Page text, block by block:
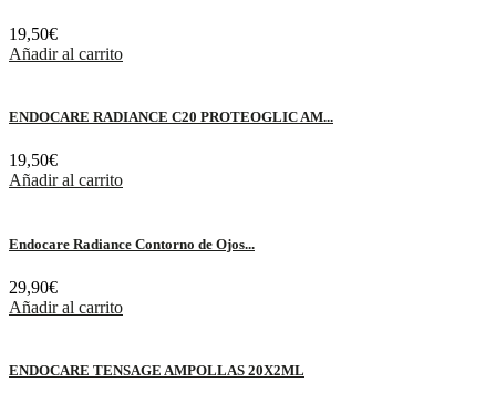
19,50€
Añadir al carrito
ENDOCARE RADIANCE C20 PROTEOGLIC AM...
19,50€
Añadir al carrito
Endocare Radiance Contorno de Ojos...
29,90€
Añadir al carrito
ENDOCARE TENSAGE AMPOLLAS 20X2ML